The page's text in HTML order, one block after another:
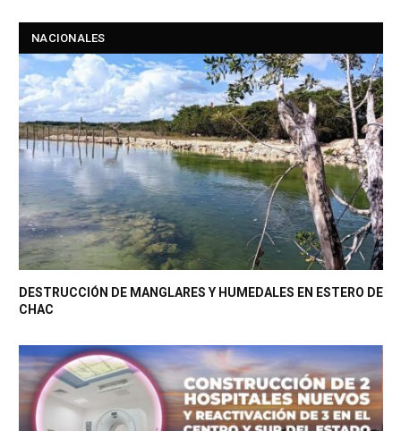
NACIONALES
DESTRUCCIÓN DE MANGLARES Y HUMEDALES EN ESTERO DE
CHAC